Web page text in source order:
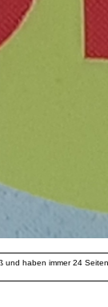
haben immer 24